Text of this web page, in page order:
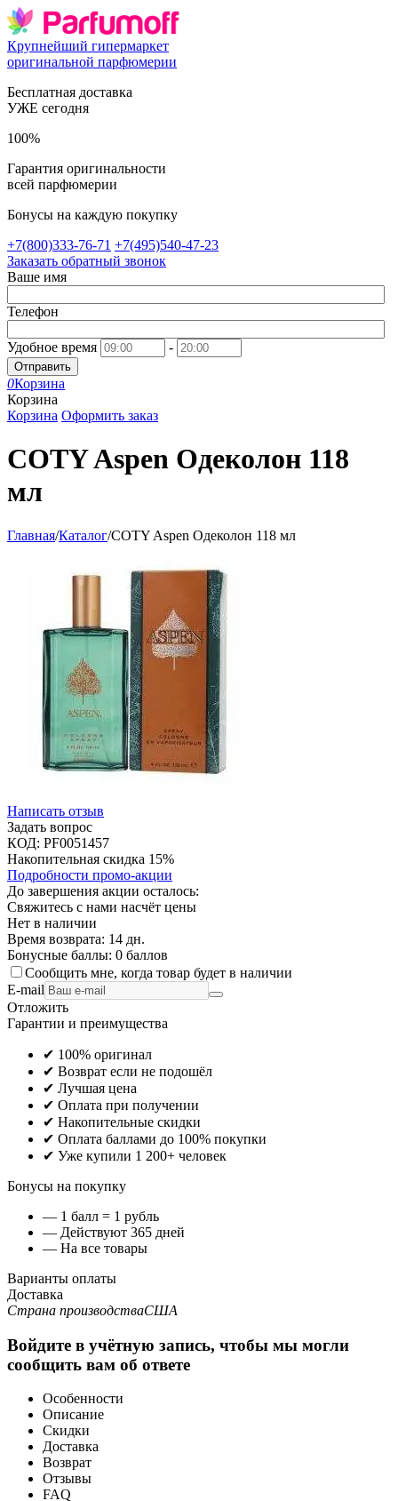
Крупнейший гипермаркет
оригинальной парфюмерии
Бесплатная доставка
УЖЕ сегодня
100%
Гарантия оригинальности
всей парфюмерии
Бонусы на каждую покупку
+7(800)333-76-71 +7(495)540-47-23
Заказать обратный звонок
Ваше имя
Телефон
Удобное время -
Отправить
0Корзина
Корзина
Корзина Оформить заказ
COTY Aspen Одеколон 118
мл
Главная/Каталог/COTY Aspen Одеколон 118 мл
Написать отзыв
Задать вопрос
КОД: PF0051457
Накопительная скидка 15%
Подробности промо-акции
До завершения акции осталось:
Свяжитесь с нами насчёт цены
Нет в наличии
Время возврата: 14 дн.
Бонусные баллы: 0 баллов
Сообщить мне, когда товар будет в наличии
E-mail
Отложить
Гарантии и преимущества
✔ 100% оригинал
✔ Возврат если не подошёл
✔ Лучшая цена
✔ Оплата при получении
✔ Накопительные скидки
✔ Оплата баллами до 100% покупки
✔ Уже купили 1 200+ человек
Бонусы на покупку
— 1 балл = 1 рубль
— Действуют 365 дней
— На все товары
Варианты оплаты
Доставка
Страна производстваСША
Войдите в учётную запись, чтобы мы могли
сообщить вам об ответе
Особенности
Описание
Скидки
Доставка
Возврат
Отзывы
FAQ